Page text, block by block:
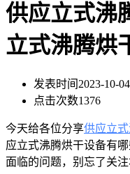
供应立式沸
立式沸腾烘
发表时间 2023-10-04
点击次数1376
今天给各位分享供应立
应立式沸腾烘干设备有
面临的问题，别忘了关注